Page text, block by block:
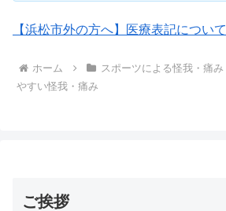
【浜松市外の方へ】医療表記について
ホーム スポーツによる怪我・痛み
やすい怪我・痛み
ご挨拶